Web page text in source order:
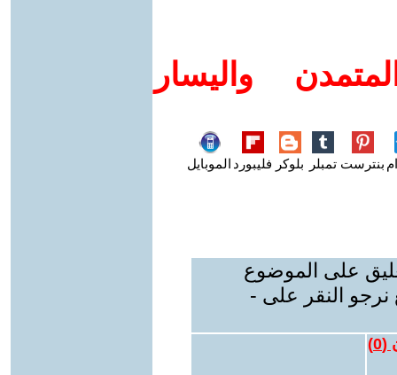
واليسار
بنترست تمبلر بلوكر فليبورد الموبايل
على الموضوع
نرجو النقر على -
(
0
)